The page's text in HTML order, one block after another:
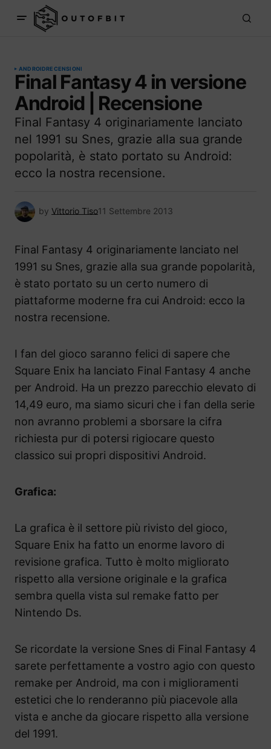
ANDROIDRECENSIONI
Final Fantasy 4 in versione
Android | Recensione
Final Fantasy 4 originariamente lanciato
nel 1991 su Snes, grazie alla sua grande
popolarità, è stato portato su Android:
ecco la nostra recensione.
by Vittorio Tiso11 Settembre 2013
Final Fantasy 4 originariamente lanciato nel
1991 su Snes, grazie alla sua grande popolarità,
è stato portato su un certo numero di
piattaforme moderne fra cui Android: ecco la
nostra recensione.
I fan del gioco saranno felici di sapere che
Square Enix ha lanciato Final Fantasy 4 anche
per Android. Ha un prezzo parecchio elevato di
14,49 euro, ma siamo sicuri che i fan della serie
non avranno problemi a sborsare la cifra
richiesta pur di potersi rigiocare questo
classico sui propri dispositivi Android.
Grafica:
La grafica è il settore più rivisto del gioco,
Square Enix ha fatto un enorme lavoro di
revisione grafica. Tutto è molto migliorato
rispetto alla versione originale e la grafica
sembra quella vista sul remake fatto per
Nintendo Ds.
Se ricordate la versione Snes di Final Fantasy 4
sarete perfettamente a vostro agio con questo
remake per Android, ma con i miglioramenti
estetici che lo renderanno più piacevole alla
vista e anche da giocare rispetto alla versione
del 1991.